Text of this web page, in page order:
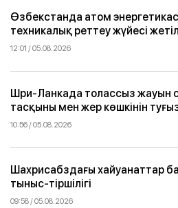
Өзбекстанда атом
техникалық реттеу жүйесі
12:01 / 05.08.2026
Шри-Ланкада толассыз жауын
тасқыны мен жер көшкінін
10:56 / 05.08.2026
Шахрисабздағы хайуанаттар
тыныс-тіршілігі
09:58 / 05.08.2026